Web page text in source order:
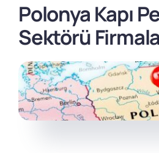
Ürünlerimiz
Sertifikalar
Polonya Kapı
Sektörü